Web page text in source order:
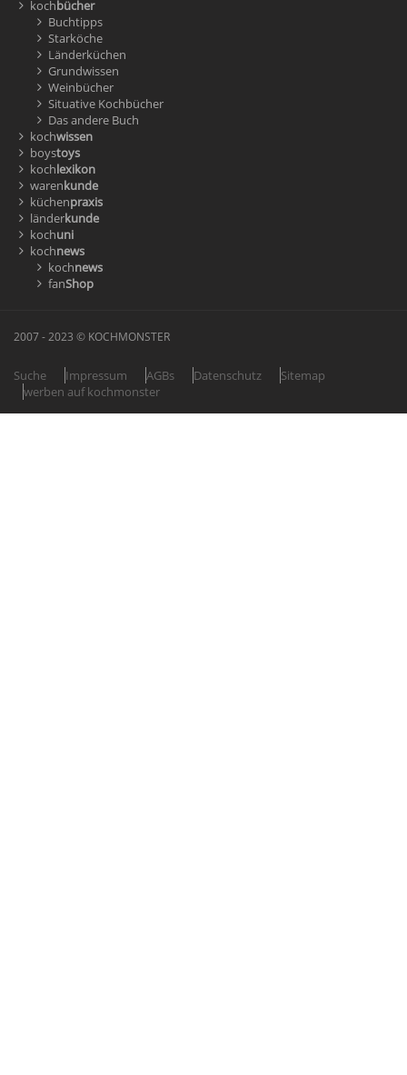
kochbücher
Buchtipps
Starköche
Länderküchen
Grundwissen
Weinbücher
Situative Kochbücher
Das andere Buch
kochwissen
boystoys
kochlexikon
warenkunde
küchenpraxis
länderkunde
kochuni
kochnews
kochnews
fanShop
2007 - 2023 © KOCHMONSTER
Suche Impressum AGBs Datenschutz
Sitemap
werben auf kochmonster